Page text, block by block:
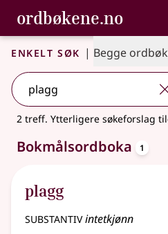
Gå til hovedinnhold
Tilgjengelighet
ordbøkene.no,
Bokmålsordboka og Nynorskordboka
Enkelt søk | Begge
2 treff. Ytterligere søkeforslag
Bokmålsordboka 1
plagg
substantivintetkjønn